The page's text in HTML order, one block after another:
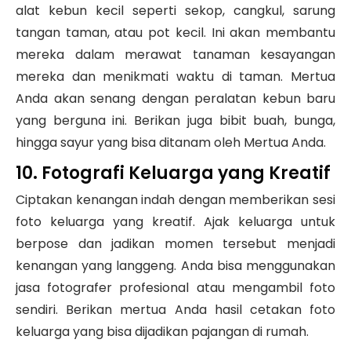
alat kebun kecil seperti sekop, cangkul, sarung
tangan taman, atau pot kecil. Ini akan membantu
mereka dalam merawat tanaman kesayangan
mereka dan menikmati waktu di taman. Mertua
Anda akan senang dengan peralatan kebun baru
yang berguna ini. Berikan juga bibit buah, bunga,
hingga sayur yang bisa ditanam oleh Mertua Anda.
10. Fotografi Keluarga yang Kreatif
Ciptakan kenangan indah dengan memberikan sesi
foto keluarga yang kreatif. Ajak keluarga untuk
berpose dan jadikan momen tersebut menjadi
kenangan yang langgeng. Anda bisa menggunakan
jasa fotografer profesional atau mengambil foto
sendiri. Berikan mertua Anda hasil cetakan foto
keluarga yang bisa dijadikan pajangan di rumah.